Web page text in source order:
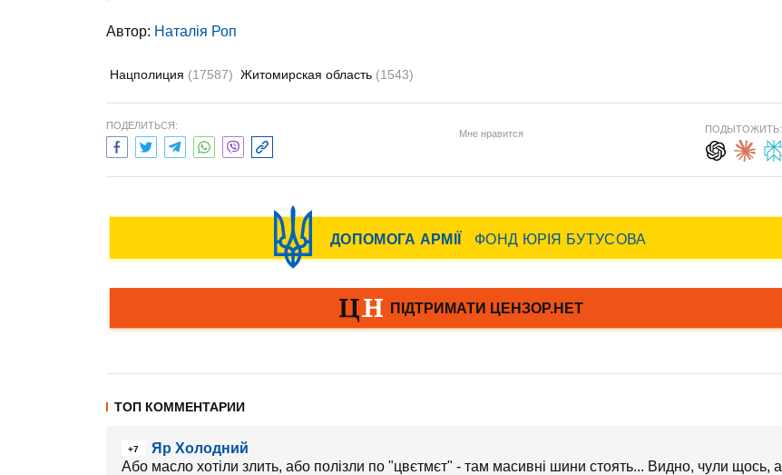
Автор: Наталія Роп
Нацполиция (17587) Житомирская область (1543)
ПОДЕЛИТЬСЯ:
Мне нравится ПОДЫТОЖИТЬ:
ТОП КОММЕНТАРИИ
+7
Яр Холодний
Або масло хотіли злить, або полізли по "цвєтмєт" - там масивні шини стоять... Видно, чули щось, а